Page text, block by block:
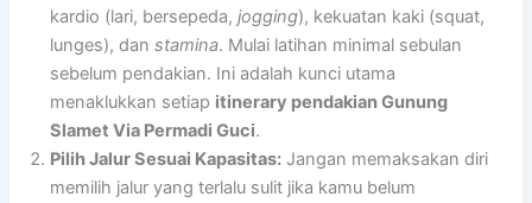
kardio (lari, bersepeda,jogging), kekuatan kaki (squat,
lunges), danstamina. Mulai latihan minimal sebulan
sebelum pendakian. Ini adalah kunci utama
menaklukkan setiap itinerary pendakian Gunung
Slamet Via Permadi Guci.
Pilih Jalur Sesuai Kapasitas: Jangan memaksakan diri
memilih jalur yang terlalu sulit jika kamu belum